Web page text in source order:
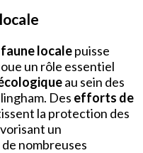
localepuisse
un rôle essentiel
au sein des
Des efforts de
la protection des
un
nombreuses